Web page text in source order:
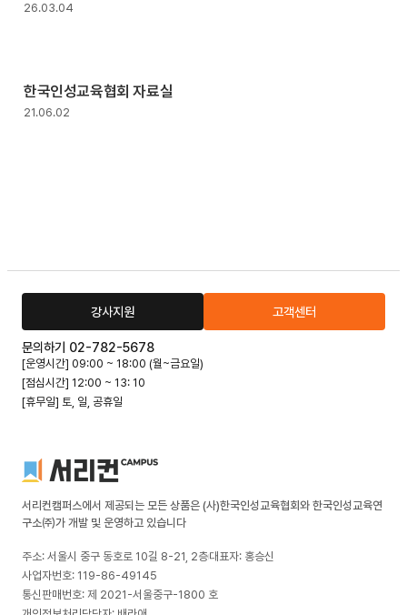
26.03.04
한국인성교육협회 자료실
21.06.02
강사지원 고객센터
문의하기 02-782-5678
[운영시간] 09:00 ~ 18:00 (월~금요일)
[점심시간] 12:00 ~ 13: 10
[휴무일] 토, 일, 공휴일
서리컨캠퍼스에서 제공되는 모든 상품은 (사)한국인성교육협회와 한국인성교육연
구소㈜가 개발 및 운영하고 있습니다
주소: 서울시 중구 동호로 10길 8-21, 2층대표자: 홍승신
사업자번호: 119-86-49145
통신판매번호: 제 2021-서울중구-1800 호